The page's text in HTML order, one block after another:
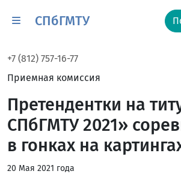
СПбГМТУ
+7 (812) 757-16-77
Приемная комиссия
Претендентки на
СПбГМТУ 2021»
в гонках на
20 Мая 2021 года